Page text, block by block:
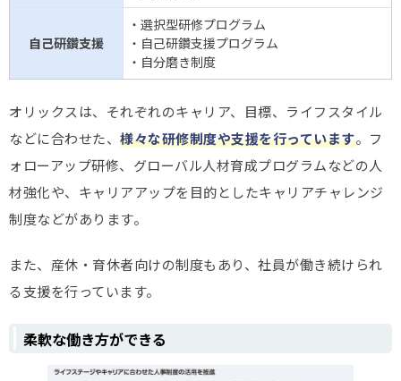
自己研鑽支援
・選択型研修プログラム
・自己研鑽支援プログラム
・自分磨き制度
オリックスは、それぞれのキャリア、目標、ライフスタイル
などに合わせた、 様々な研修制度や支援を行っています。フ
ォローアップ研修、グローバル人材育成プログラムなどの人
材強化や、キャリアアップを目的としたキャリアチャレンジ
制度などがあります。
また、産休・育休者向けの制度もあり、社員が働き続けられ
る支援を行っています。
柔軟な働き方ができる